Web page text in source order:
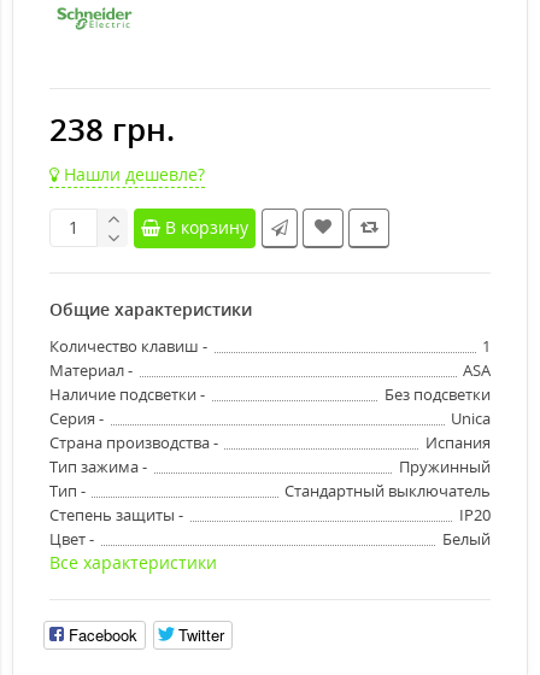
238 грн.
Нашли дешевле?
В корзину
Общие характеристики
Количество клавиш -
1
Материал -
ASA
Наличие подсветки -
Без подсветки
Серия -
Unica
Страна производства -
Испания
Тип зажима -
Пружинный
Тип -
Стандартный выключатель
Степень защиты -
IP20
Цвет -
Белый
Все характеристики
Facebook Twitter